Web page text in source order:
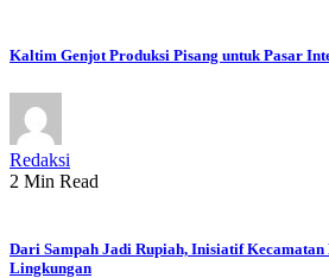
Kaltim Genjot Produksi Pisang untuk Pasar
Redaksi
2 Min Read
Dari Sampah Jadi Rupiah, Inisiatif
Lingkungan